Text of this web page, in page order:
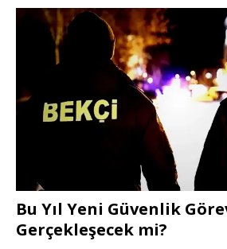
Bu Yıl Yeni Güvenlik
Gerçekleşecek mi?